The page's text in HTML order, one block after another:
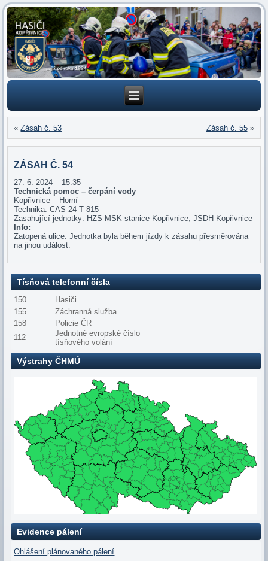
«Zásah č. 53 Zásah č. 55»
ZÁSAH Č. 54
27. 6. 2024 – 15:35
Technická pomoc – čerpání vody
Kopřivnice – Horní
Technika: CAS 24 T 815
Zasahující jednotky: HZS MSK stanice Kopřivnice, JSDH Kopřivnice
Info:
Zatopená ulice. Jednotka byla během jízdy k zásahu přesměrována
na jinou událost.
Tísňová telefonní čísla
150
Hasiči
155
Záchranná služba
158
Policie ČR
112
Jednotné evropské číslo
tísňového volání
Výstrahy ČHMÚ
Evidence pálení
Ohlášení plánovaného pálení